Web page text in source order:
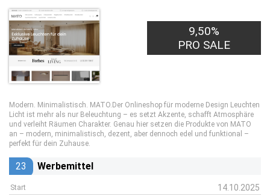
9,50%
PRO SALE
Modern. Minimalistisch. MATO.Der Onlineshop für moderne Design Leuchten
Licht ist mehr als nur Beleuchtung – es setzt Akzente, schafft Atmosphäre
und verleiht Räumen Charakter. Genau hier setzen die Produkte von MATO
an – modern, minimalistisch, dezent, aber dennoch edel und funktional –
perfekt für dein Zuhause.
23 Werbemittel
Start 14.10.2025